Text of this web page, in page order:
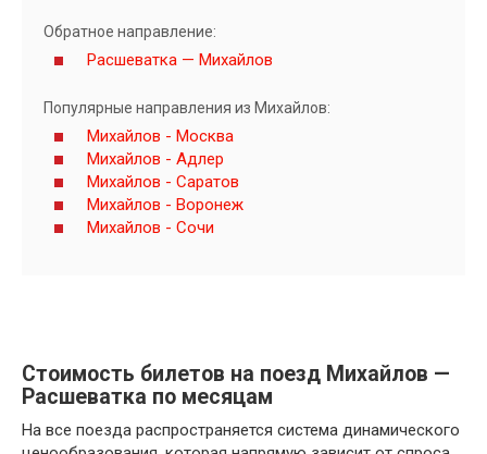
Обратное направление:
Расшеватка — Михайлов
Популярные направления из Михайлов:
Михайлов - Москва
Михайлов - Адлер
Михайлов - Саратов
Михайлов - Воронеж
Михайлов - Сочи
Стоимость билетов на поезд Михайлов —
Расшеватка по месяцам
На все поезда распространяется система динамического